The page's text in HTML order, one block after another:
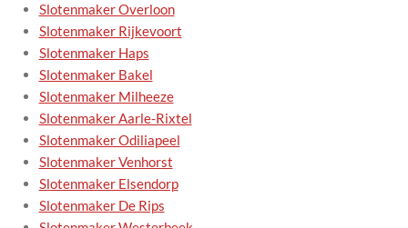
Slotenmaker Overloon
Slotenmaker Rijkevoort
Slotenmaker Haps
Slotenmaker Bakel
Slotenmaker Milheeze
Slotenmaker Aarle-Rixtel
Slotenmaker Odiliapeel
Slotenmaker Venhorst
Slotenmaker Elsendorp
Slotenmaker De Rips